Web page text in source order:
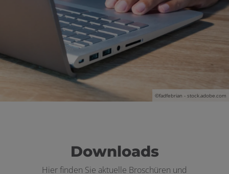
©fadfebrian - stock.adobe.com
Downloads
Hier finden Sie aktuelle Broschüren und
und schließen